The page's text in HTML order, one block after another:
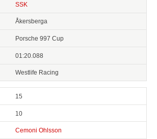
SSK
Åkersberga
Porsche 997 Cup
01:20.088
Westlife Racing
15
10
Cemoni Ohlsson